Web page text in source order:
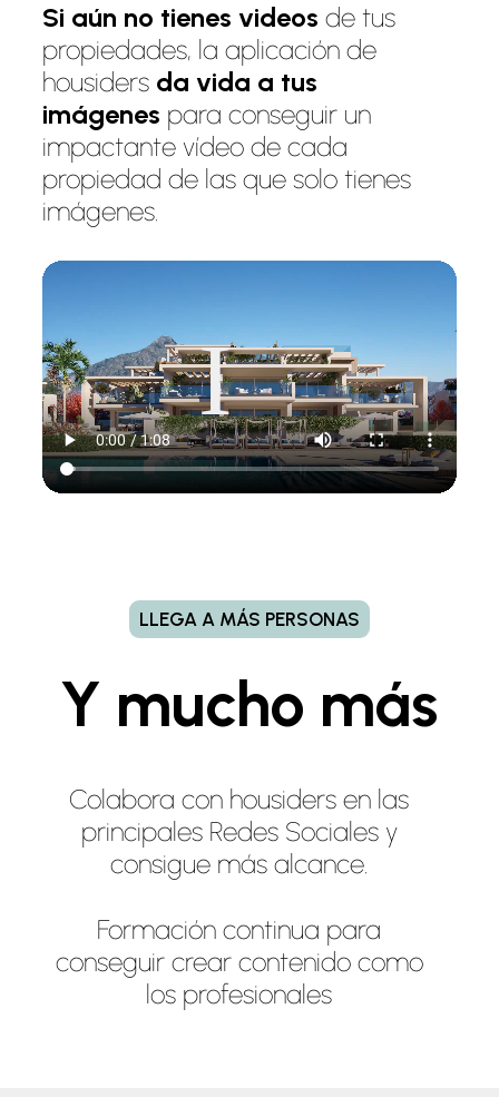
Si aún no tienes videos de tus
propiedades, la aplicación de
housiders da vida a tus
imágenes para conseguir un
impactante vídeo de cada
propiedad de las que solo tienes
imágenes.
LLEGA A MÁS PERSONAS
Y mucho más
Colabora con housiders en las
principales Redes Sociales y
consigue más alcance.
Formación continua para
conseguir crear contenido como
los profesionales